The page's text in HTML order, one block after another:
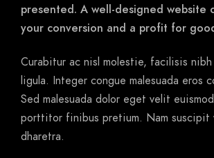
presented. A well-designed website
your conversion and a profit for
Curabitur ac nisl molestie, facilisis
ligula. Integer congue malesuada eros
Sed malesuada dolor eget velit
porttitor finibus pretium. Nam suscipit
dharetra.